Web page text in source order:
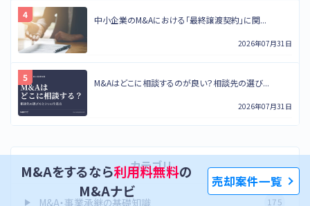
M&Aをするなら利用料無料の
M&Aナビ
売却案件一覧
中小企業のM&Aにおける「最終譲渡契約」に関...
2026年07月31日
M&Aはどこに相談するのが良い？相談先の選び...
2026年07月31日
カテゴリ
M&A・事業承継の基礎知識 175